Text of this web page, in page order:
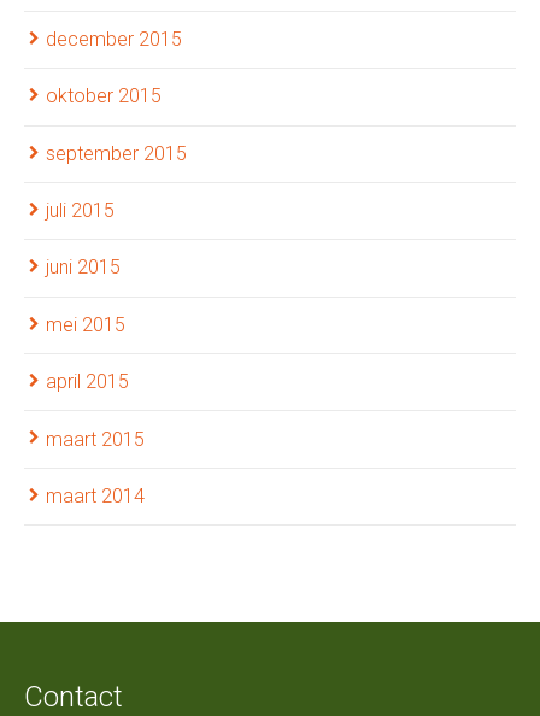
december 2015
oktober 2015
september 2015
juli 2015
juni 2015
mei 2015
april 2015
maart 2015
maart 2014
Contact